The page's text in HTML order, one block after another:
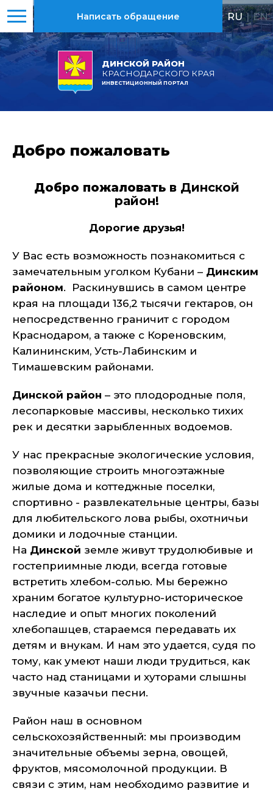
ДИНСКОЙ РАЙОН
КРАСНОДАРСКОГО КРАЯ
ИНВЕСТИЦИОННЫЙ ПОРТАЛ
Написать обращение RU | EN
Добро пожаловать
Добро пожаловать в Динской
район!
Дорогие друзья!
У Вас есть возможность познакомиться с
замечательным уголком Кубани – Динским
районом. Раскинувшись в самом центре
края на площади 136,2 тысячи гектаров, он
непосредственно граничит с городом
Краснодаром, а также с Кореновским,
Калининским, Усть-Лабинским и
Тимашевским районами.
Динской район – это плодородные поля,
лесопарковые массивы, несколько тихих
рек и десятки зарыбленных водоемов.
У нас прекрасные экологические условия,
позволяющие строить многоэтажные
жилые дома и коттеджные поселки,
спортивно - развлекательные центры, базы
для любительского лова рыбы, охотничьи
домики и лодочные станции.
На Динской земле живут трудолюбивые и
гостеприимные люди, всегда готовые
встретить хлебом-солью. Мы бережно
храним богатое культурно-историческое
наследие и опыт многих поколений
хлебопашцев, стараемся передавать их
детям и внукам. И нам это удается, судя по
тому, как умеют наши люди трудиться, как
часто над станицами и хуторами слышны
звучные казачьи песни.
Район наш в основном
сельскохозяйственный: мы производим
значительные объемы зерна, овощей,
фруктов, мясомолочной продукции. В
связи с этим, нам необходимо развитие и